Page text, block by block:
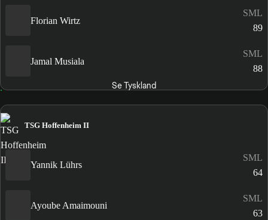
Florian Wirtz
SML
89
Jamal Musiala
SML
88
Se Tyskland
TSG Hoffenheim II
Yannik Lührs
SML
64
Ayoube Amaimouni
SML
63